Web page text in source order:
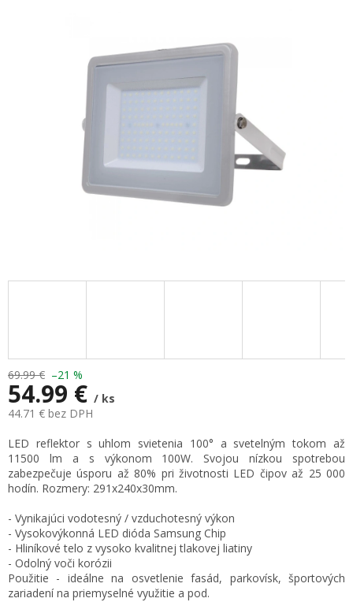
69.99 € –21 %
54.99 € / ks
44.71 € bez DPH
Jednotková
cena:
LED reflektor s uhlom svietenia 100° a svetelným tokom až
11500 lm a s výkonom 100W. Svojou nízkou spotrebou
zabezpečuje úsporu až 80% pri životnosti LED čipov až 25 000
hodín. Rozmery: 291x240x30mm.
- Vynikajúci vodotesný / vzduchotesný výkon
- Vysokovýkonná LED dióda Samsung Chip
- Hliníkové telo z vysoko kvalitnej tlakovej liatiny
- Odolný voči korózii
Použitie - ideálne na osvetlenie fasád, parkovísk, športových
zariadení na priemyselné využitie a pod.